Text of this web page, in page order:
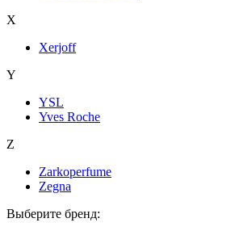
X
Xerjoff
Y
YSL
Yves Roche
Z
Zarkoperfume
Zegna
Выберите бренд: